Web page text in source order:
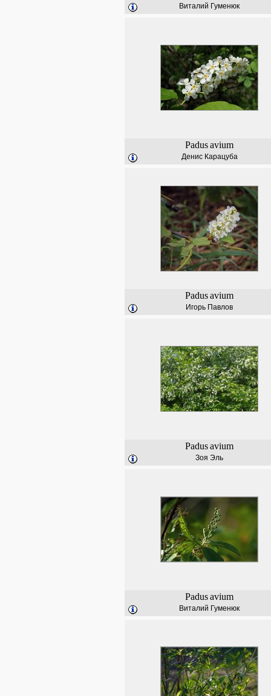
Виталий Гуменюк
Padusavium
Денис Карацуба
Padusavium
Игорь Павлов
Padusavium
Зоя Эль
Padusavium
Виталий Гуменюк